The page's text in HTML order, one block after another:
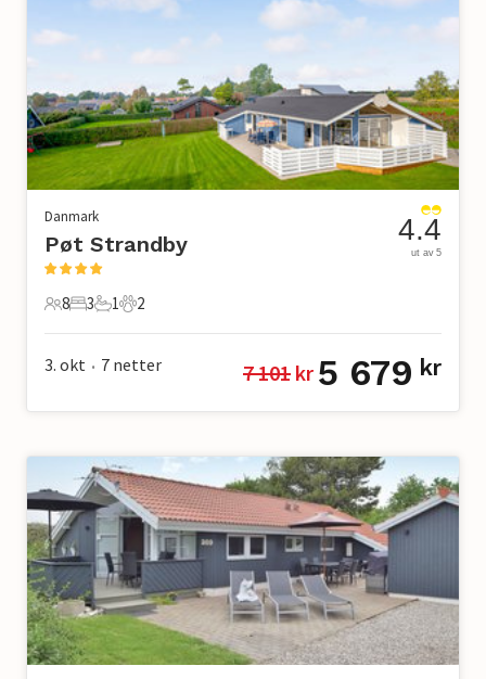
Danmark
Pøt Strandby
8 Gjester
8
3 Soverom
3
1 Bad
1
2 Kjæledyr
2
4.4
ut av 5
3. okt • 7 netter 7 101 kr 5 679 kr